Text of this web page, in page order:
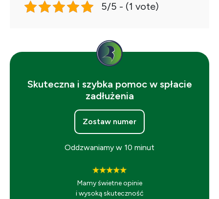
5/5 - (1 vote)
Skuteczna i szybka pomoc w spłacie
zadłużenia
Zostaw numer
Oddzwaniamy w 10 minut
Mamy świetne opinie
i wysoką skuteczność